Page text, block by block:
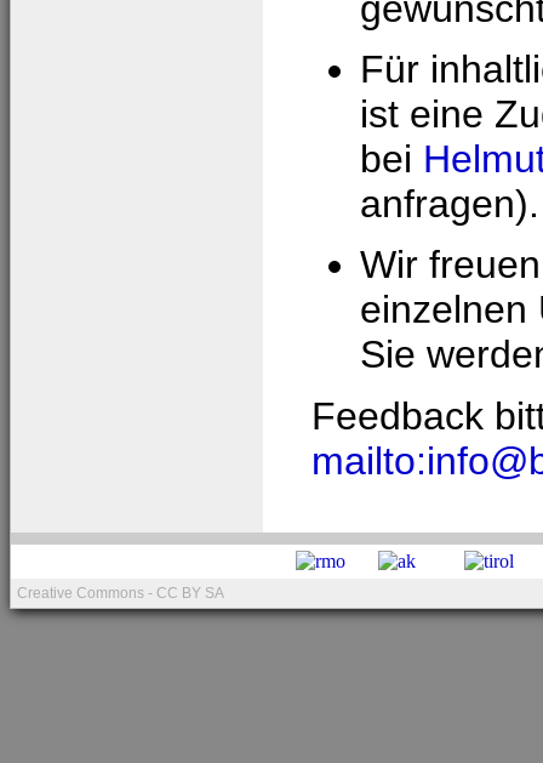
Für
ist eine
bei
anfragen).
Wir
einzelnen
Sie
Feedback
Creative Commons - CC BY SA